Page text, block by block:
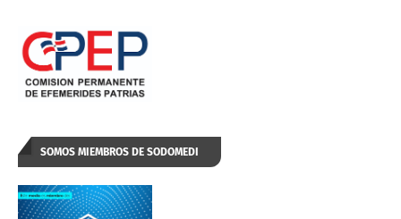
SOMOS MIEMBROS DE SODOMEDI